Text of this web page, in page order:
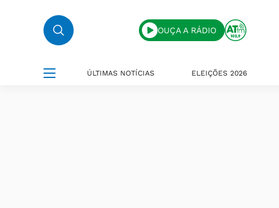
OUÇA A RÁDIO
ÚLTIMAS NOTÍCIAS ELEIÇÕES 2026